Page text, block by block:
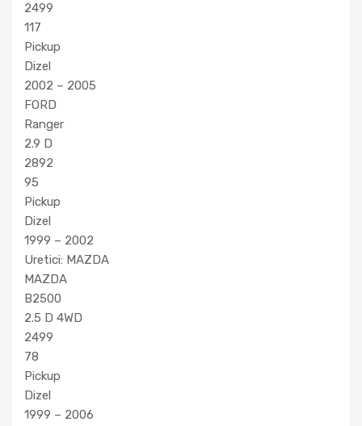
2499
117
Pickup
Dizel
2002 – 2005
FORD
Ranger
2.9 D
2892
95
Pickup
Dizel
1999 – 2002
Uretici: MAZDA
MAZDA
B2500
2.5 D 4WD
2499
78
Pickup
Dizel
1999 – 2006